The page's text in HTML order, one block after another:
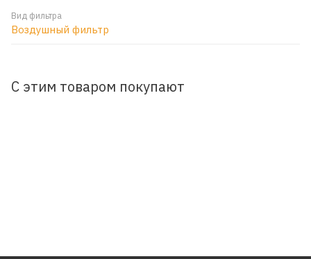
Вид фильтра
Воздушный фильтр
С этим товаром покупают